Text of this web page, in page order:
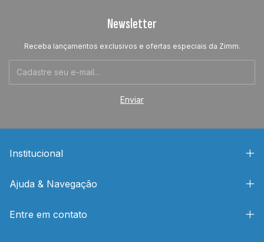
Newsletter
Receba lançamentos exclusivos e ofertas especiais da Zimm.
Institucional
Ajuda & Navegação
Entre em contato